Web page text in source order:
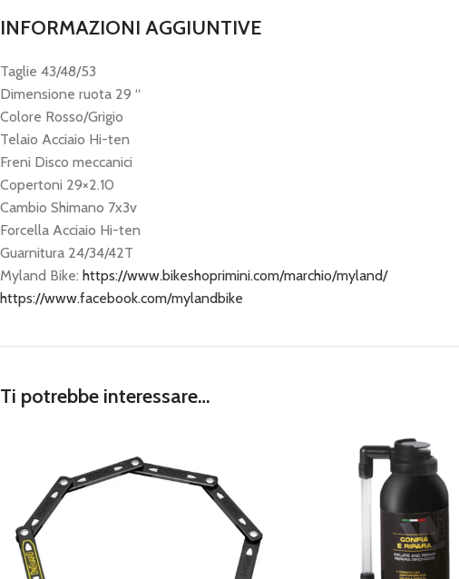
INFORMAZIONI AGGIUNTIVE
Taglie 43/48/53
Dimensione ruota 29 “
Colore Rosso/Grigio
Telaio Acciaio Hi-ten
Freni Disco meccanici
Copertoni 29×2.10
Cambio Shimano 7x3v
Forcella Acciaio Hi-ten
Guarnitura 24/34/42T
Myland Bike: https://www.bikeshoprimini.com/marchio/myland/
https://www.facebook.com/mylandbike
Ti potrebbe interessare…